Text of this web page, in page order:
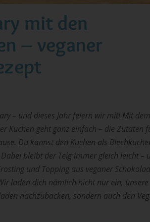
mit den
– veganer
– und dieses Jahr feiern wir mit! Mit
Kuchen geht ganz einfach – die Zutaten
Du kannst den Kuchen als
bleibt der Teig immer gleich leicht –
und Topping aus veganer
laden dich nämlich nicht nur ein, unsere
nachzubacken, sondern auch den